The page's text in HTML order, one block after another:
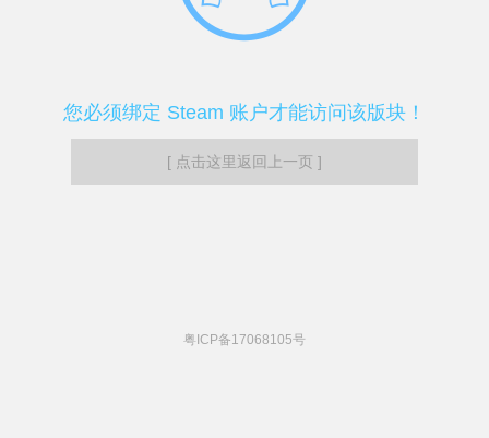
您必须绑定 Steam 账户才能访问该版块！
[ 点击这里返回上一页 ]
粤ICP备17068105号